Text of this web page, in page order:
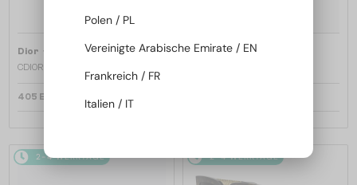
Dior —
Sonnenbrillen
CDIOR S1F - 35A0 D - 56
405 EUR
Dior—Sonnenbrillen
2-4 WERKTAGE 2-4 WERKTAGE
Polen / PL
Vereinigte Arabische Emirate / EN
Frankreich / FR
Italien / IT